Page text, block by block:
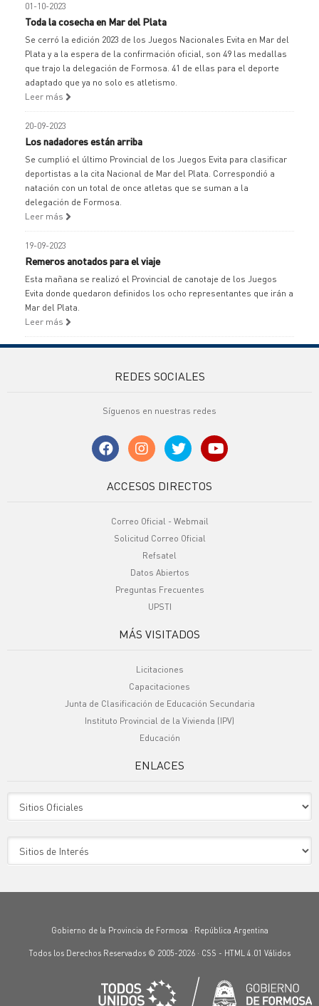
01-10-2023
Toda la cosecha en Mar del Plata
Se cerró la edición 2023 de los Juegos Nacionales Evita en Mar del
Plata y a la espera de la confirmación oficial, son 49 las medallas
que trajo la delegación de Formosa. 41 de ellas para el deporte
adaptado que ya no solo es atletismo.
Leer más
20-09-2023
Los nadadores están arriba
Se cumplió el último Provincial de los Juegos Evita para clasificar
deportistas a la cita Nacional de Mar del Plata. Correspondió a
natación con un total de once atletas que se suman a la
delegación de Formosa.
Leer más
19-09-2023
Remeros anotados para el viaje
Esta mañana se realizó el Provincial de canotaje de los Juegos
Evita donde quedaron definidos los ocho representantes que irán a
Mar del Plata.
Leer más
REDES SOCIALES
Síguenos en nuestras redes
ACCESOS DIRECTOS
Correo Oficial - Webmail
Solicitud Correo Oficial
Refsatel
Datos Abiertos
Preguntas Frecuentes
UPSTI
MÁS VISITADOS
Licitaciones
Capacitaciones
Junta de Clasificación de Educación Secundaria
Instituto Provincial de la Vivienda (IPV)
Educación
ENLACES
Gobierno de la Provincia de Formosa · República Argentina
Todos los Derechos Reservados © 2005-2026 · CSS - HTML 4.01 Válidos